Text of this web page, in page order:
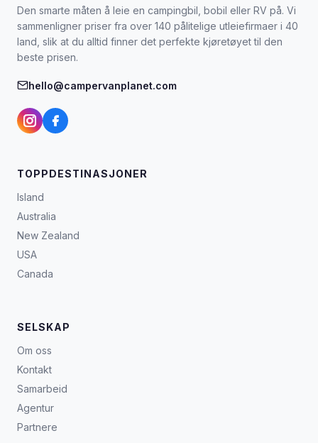
Den smarte måten å leie en campingbil, bobil eller RV på. Vi
sammenligner priser fra over 140 pålitelige utleiefirmaer i 40
land, slik at du alltid finner det perfekte kjøretøyet til den
beste prisen.
hello@campervanplanet.com
TOPPDESTINASJONER
Island
Australia
New Zealand
USA
Canada
SELSKAP
Om oss
Kontakt
Samarbeid
Agentur
Partnere